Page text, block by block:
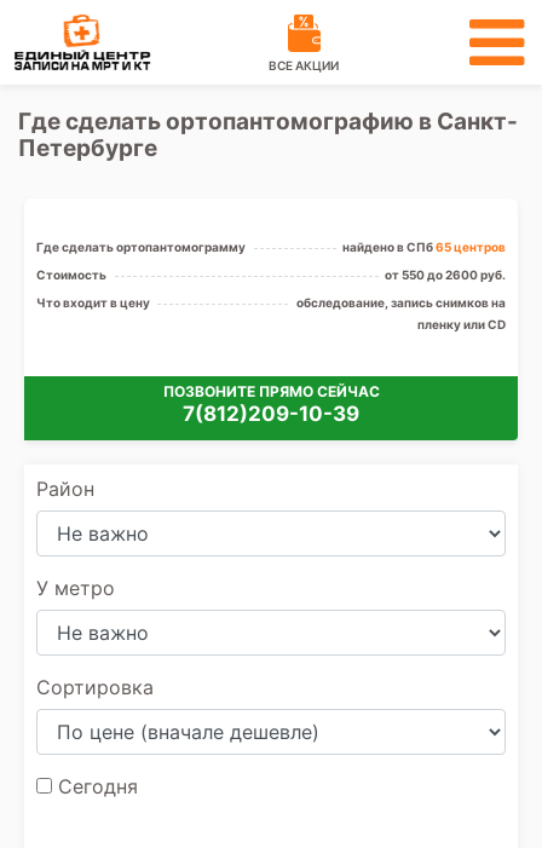
ВСЕ АКЦИИ
Где сделать ортопантомографию в Санкт-
Петербурге
Где сделать ортопантомограмму найдено в СПб65 центров
Стоимость
от 550 до 2600 руб.
Что входит в цену
обследование, запись снимков на
пленку или CD
ПОЗВОНИТЕ ПРЯМО СЕЙЧАС
7(812)209-10-39
Район
У метро
Сортировка
Сегодня